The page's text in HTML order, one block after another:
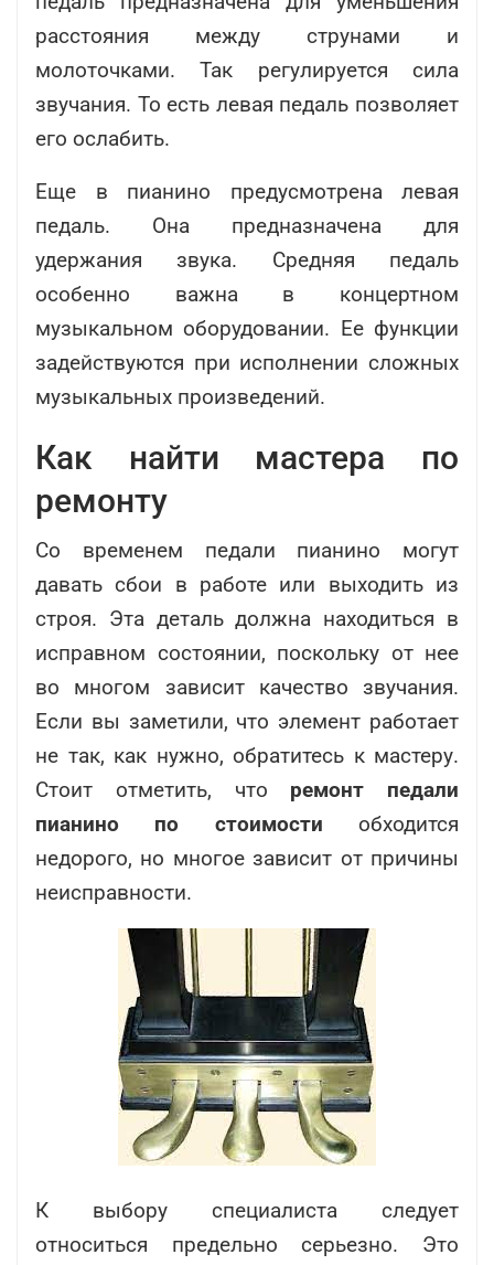
расстояния между струнами и
молоточками. Так регулируется сила
звучания. То есть левая педаль позволяет
его ослабить.
Еще в пианино предусмотрена левая
педаль. Она предназначена для
удержания звука. Средняя педаль
особенно важна в концертном
музыкальном оборудовании. Ее функции
задействуются при исполнении сложных
музыкальных произведений.
Как найти мастера по
ремонту
Со временем педали пианино могут
давать сбои в работе или выходить из
строя. Эта деталь должна находиться в
исправном состоянии, поскольку от нее
во многом зависит качество звучания.
Если вы заметили, что элемент работает
не так, как нужно, обратитесь к мастеру.
Стоит отметить, что ремонт педали
пианино по стоимости обходится
недорого, но многое зависит от причины
неисправности.
К выбору специалиста следует
относиться предельно серьезно. Это